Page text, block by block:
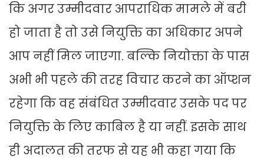
कि अगर उम्मीदवार आपराधिक मामले में बरी
हो जाता है तो उसे नियुक्ति का अधिकार अपने
आप नहीं मिल जाएगा. बल्कि नियोक्ता के पास
अभी भी पहले की तरह विचार करने का ऑप्शन
रहेगा कि वह संबंधित उम्मीदवार उसके पद पर
नियुक्ति के लिए काबिल है या नहीं. इसके साथ
ही अदालत की तरफ से यह भी कहा गया कि